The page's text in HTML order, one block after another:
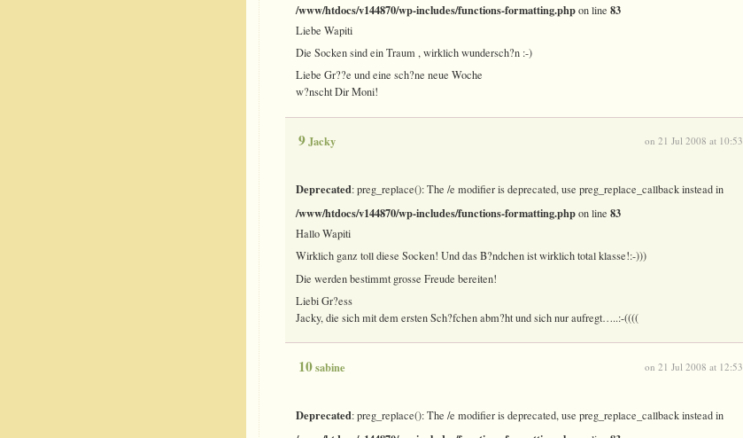
/www/htdocs/v144870/wp-includes/functions-formatting.phpon line 83
Liebe Wapiti
Die Socken sind ein Traum , wirklich wundersch?n :-)
Liebe Gr??e und eine sch?ne neue Woche
w?nscht Dir Moni!
on 21 Jul 2008 at 10:53
9Jacky
Deprecated: preg_replace(): The /e modifier is deprecated, use preg_replace_callback instead in
/www/htdocs/v144870/wp-includes/functions-formatting.phpon line 83
Hallo Wapiti
Wirklich ganz toll diese Socken! Und das B?ndchen ist wirklich total klasse!:-)))
Die werden bestimmt grosse Freude bereiten!
Liebi Gr?ess
Jacky, die sich mit dem ersten Sch?fchen abm?ht und sich nur aufregt…..:-((((
on 21 Jul 2008 at 12:53
10sabine
Deprecated: preg_replace(): The /e modifier is deprecated, use preg_replace_callback instead in